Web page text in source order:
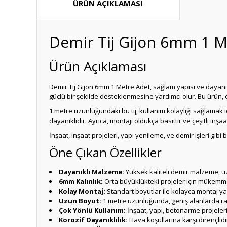
ÜRÜN AÇIKLAMASI
Demir Tij Gijon 6mm 1
Ürün Açıklaması
Demir Tij Gijon 6mm 1 Metre Adet, sağlam yapısı ve
güçlü bir şekilde desteklenmesine yardımcı olur. Bu
1 metre uzunluğundaki bu tij, kullanım kolaylığı
dayanıklıdır. Ayrıca, montajı oldukça basittir ve çeşitli
İnşaat, inşaat projeleri, yapı yenileme, ve demir işleri gibi
Öne Çıkan Özellikler
Dayanıklı Malzeme: Yüksek kaliteli demir malzeme,
6mm Kalınlık: Orta büyüklükteki projeler için
Kolay Montaj: Standart boyutlar ile kolayca montaj
Uzun Boyut: 1 metre uzunluğunda, geniş alanlarda
Çok Yönlü Kullanım: İnşaat, yapı, betonarme
Korozif Dayanıklılık: Hava koşullarına karşı